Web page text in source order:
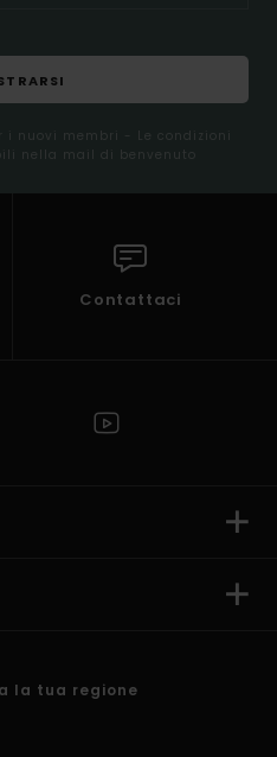
i nuovi membri - Le condizioni
nella mail di benvenuto
Contattaci
la tua regione